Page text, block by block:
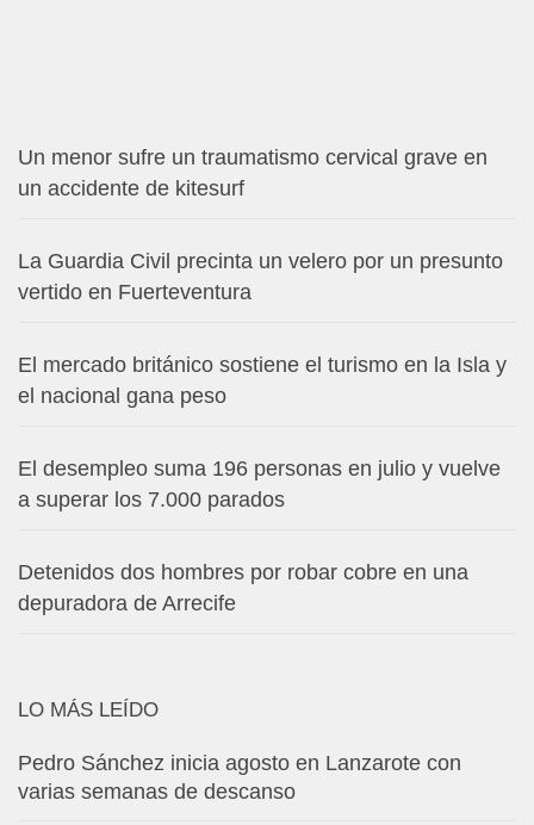
Un menor sufre un traumatismo cervical grave en
un accidente de kitesurf
La Guardia Civil precinta un velero por un presunto
vertido en Fuerteventura
El mercado británico sostiene el turismo en la Isla y
el nacional gana peso
El desempleo suma 196 personas en julio y vuelve
a superar los 7.000 parados
Detenidos dos hombres por robar cobre en una
depuradora de Arrecife
LO MÁS LEÍDO
Pedro Sánchez inicia agosto en Lanzarote con
varias semanas de descanso